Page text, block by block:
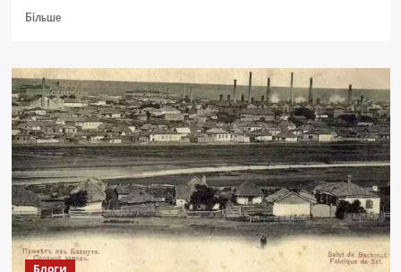
БільшеДокладніше
випустила
лімітований
поштовий
набір,
присвячений
Сухопутним
військам
ЗСУ
Блоги